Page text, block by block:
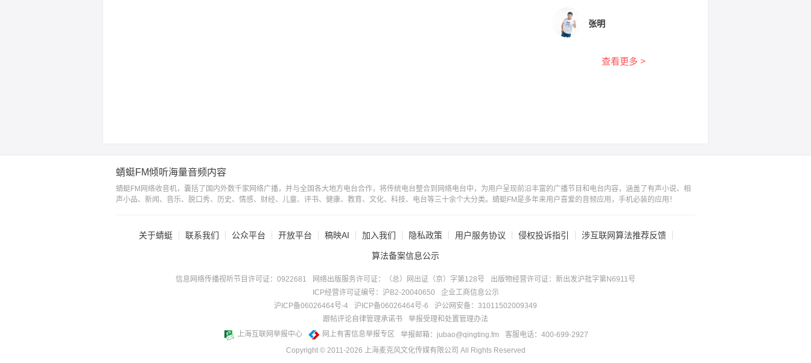
张明
查看更多 >
蜻蜓FM倾听海量音频内容
蜻蜓FM网络收音机，囊括了国内外数千家网络广播，并与全国各大地方电台合作，将传统电台整合到网络电台中，为用户呈现前沿丰富的广播节目和电台内容，涵盖了有声小说、相
声小品、新闻、音乐、脱口秀、历史、情感、财经、儿童、评书、健康、教育、文化、科技、电台等三十余个大分类。蜻蜓FM是多年来用户喜爱的音频应用，手机必装的应用！
关于蜻蜓 联系我们 公众平台 开放平台 稿映AI 加入我们 隐私政策 用户服务协议 侵权投诉指引 涉互联网算法推荐反馈
算法备案信息公示
信息网络传播视听节目许可证：0922681 网络出版服务许可证：（总）网出证（京）字第128号
出版物经营许可证：新出发沪批字第N6911号
ICP经营许可证编号：沪B2-20040650
企业工商信息公示
沪ICP备06026464号-4
沪ICP备06026464号-6
沪公网安备：31011502009349
跟帖评论自律管理承诺书
举报受理和处置管理办法
上海互联网举报中心
网上有害信息举报专区 举报邮箱：jubao@qingting.fm
客服电话：400-699-2927
Copyright © 2011-2026 上海麦克风文化传媒有限公司 All Rights Reserved